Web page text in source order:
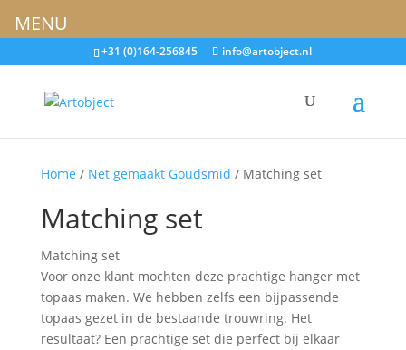
+31 (0)164-256845 info@artobject.nl
Home / Net gemaakt Goudsmid / Matching set
Matching set
Matching set
Voor onze klant mochten deze prachtige hanger met
topaas maken. We hebben zelfs een bijpassende
topaas gezet in de bestaande trouwring. Het
resultaat? Een prachtige set die perfect bij elkaar
MENU